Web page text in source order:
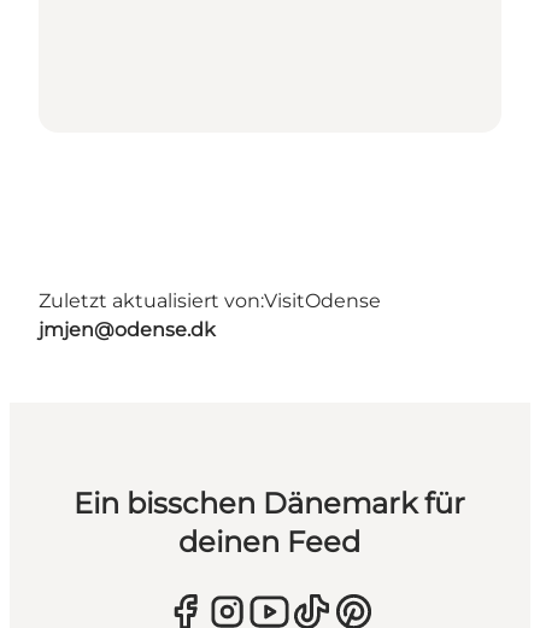
Zuletzt aktualisiert von:VisitOdense
jmjen@odense.dk
Ein bisschen Dänemark für
deinen Feed